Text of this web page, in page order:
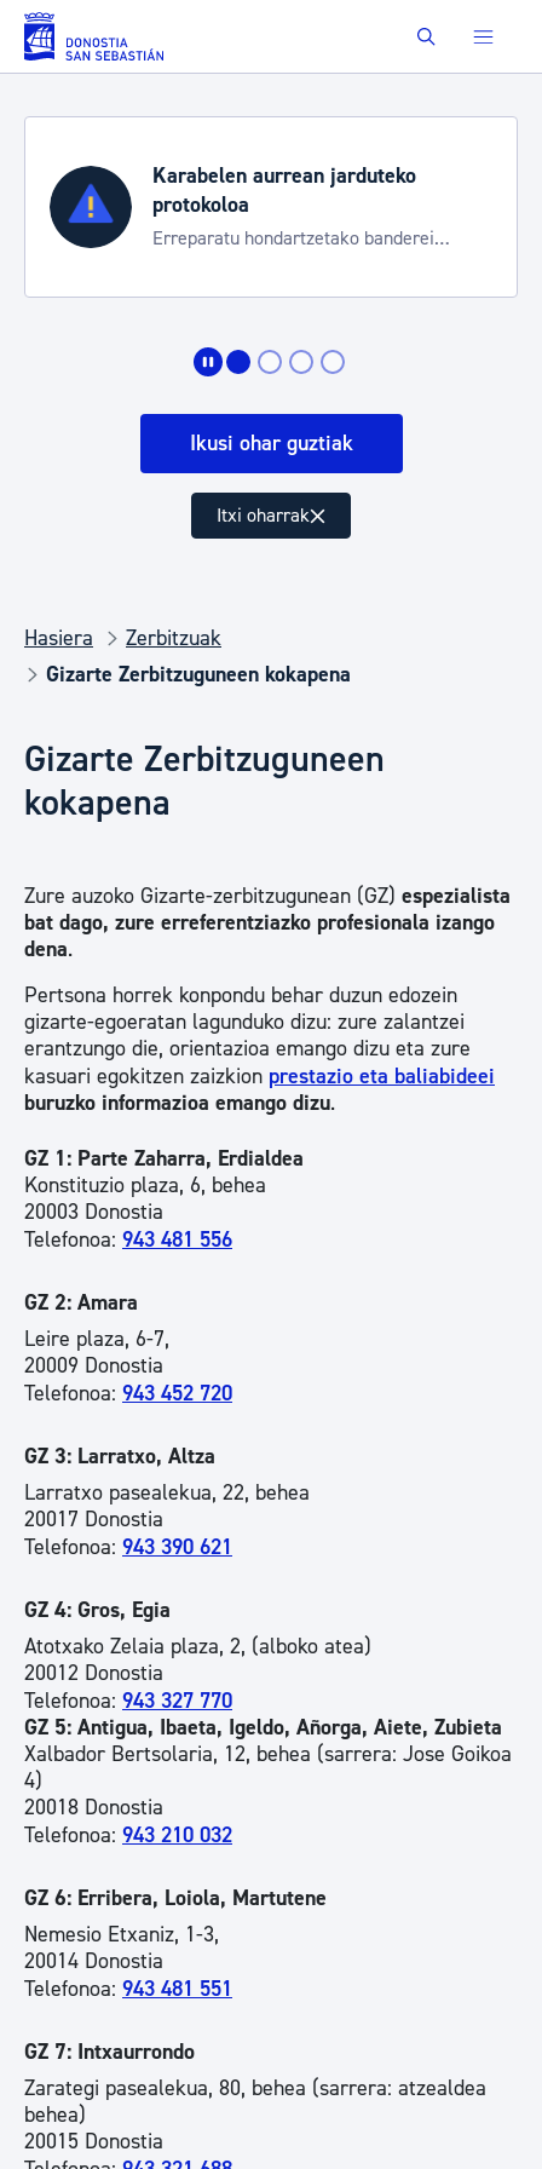
Eduki nagusira joan Buscar
Karabelen aurrean jarduteko
protokoloa
Erreparatu hondartzetako banderei
Ikusi ohar guztiak
Itxi oharrak
Hasiera
Zerbitzuak
Gizarte Zerbitzuguneen kokapena
Gizarte Zerbitzuguneen
kokapena
Zure auzoko Gizarte-zerbitzugunean (GZ) espezialista
bat dago, zure erreferentziazko profesionala izango
dena.
Pertsona horrek konpondu behar duzun edozein
gizarte-egoeratan lagunduko dizu: zure zalantzei
erantzungo die, orientazioa emango dizu eta zure
kasuari egokitzen zaizkion prestazio eta baliabideei
buruzko informazioa emango dizu.
GZ 1: Parte Zaharra, Erdialdea
Konstituzio plaza, 6, behea
20003 Donostia
Telefonoa: 943 481 556
GZ 2: Amara
Leire plaza, 6-7,
20009 Donostia
Telefonoa: 943 452 720
GZ 3: Larratxo, Altza
Larratxo pasealekua, 22, behea
20017 Donostia
Telefonoa: 943 390 621
GZ 4: Gros, Egia
Atotxako Zelaia plaza, 2, (alboko atea)
20012 Donostia
Telefonoa: 943 327 770
GZ 5: Antigua, Ibaeta, Igeldo, Añorga, Aiete, Zubieta
Xalbador Bertsolaria, 12, behea (sarrera: Jose Goikoa
4)
20018 Donostia
Telefonoa: 943 210 032
GZ 6: Erribera, Loiola, Martutene
Nemesio Etxaniz, 1-3,
20014 Donostia
Telefonoa: 943 481 551
GZ 7: Intxaurrondo
Zarategi pasealekua, 80, behea (sarrera: atzealdea
behea)
20015 Donostia